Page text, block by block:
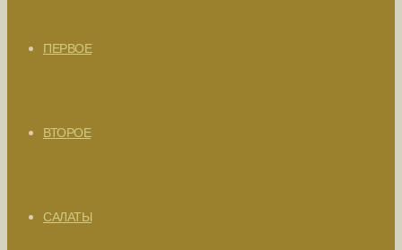
ПЕРВОЕ
ВТОРОЕ
САЛАТЫ